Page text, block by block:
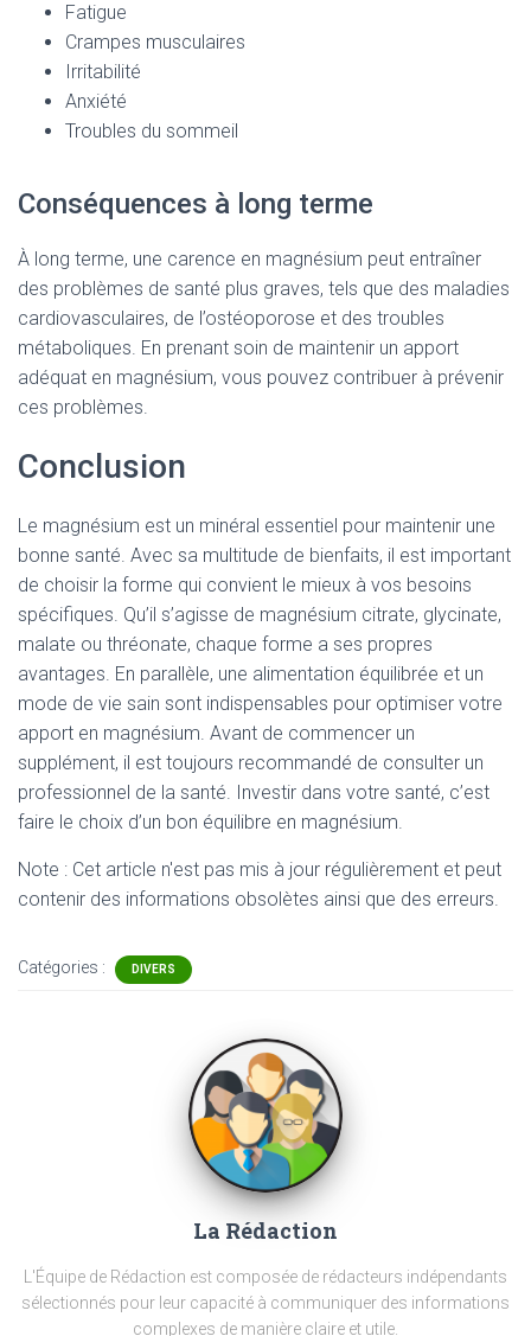
Fatigue
Crampes musculaires
Irritabilité
Anxiété
Troubles du sommeil
Conséquences à long terme
À long terme, une carence en magnésium peut entraîner
des problèmes de santé plus graves, tels que des maladies
cardiovasculaires, de l’ostéoporose et des troubles
métaboliques. En prenant soin de maintenir un apport
adéquat en magnésium, vous pouvez contribuer à prévenir
ces problèmes.
Conclusion
Le magnésium est un minéral essentiel pour maintenir une
bonne santé. Avec sa multitude de bienfaits, il est important
de choisir la forme qui convient le mieux à vos besoins
spécifiques. Qu’il s’agisse de magnésium citrate, glycinate,
malate ou thréonate, chaque forme a ses propres
avantages. En parallèle, une alimentation équilibrée et un
mode de vie sain sont indispensables pour optimiser votre
apport en magnésium. Avant de commencer un
supplément, il est toujours recommandé de consulter un
professionnel de la santé. Investir dans votre santé, c’est
faire le choix d’un bon équilibre en magnésium.
Note : Cet article n'est pas mis à jour régulièrement et peut
contenir des informations obsolètes ainsi que des erreurs.
Catégories : DIVERS
La Rédaction
L'Équipe de Rédaction est composée de rédacteurs indépendants
sélectionnés pour leur capacité à communiquer des informations
complexes de manière claire et utile.